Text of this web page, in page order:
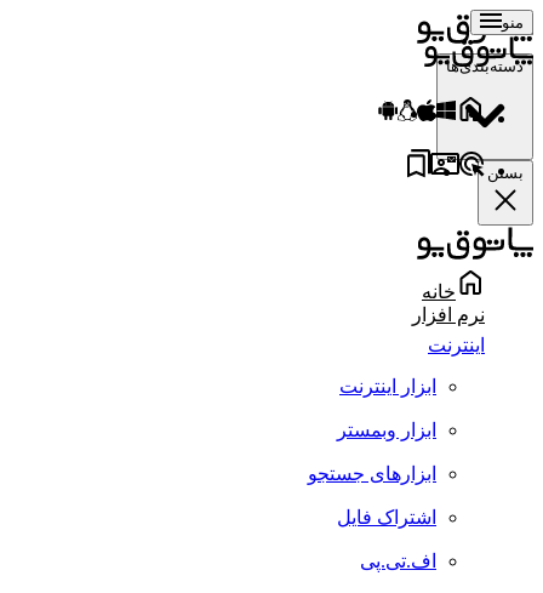
منو
دسته‌بندی‌ها
بستن
خانه
نرم افزار
اینترنت
ابزار اینترنت
ابزار وبمستر
ابزارهای جستجو
اشتراک فایل
اف.تی.پی